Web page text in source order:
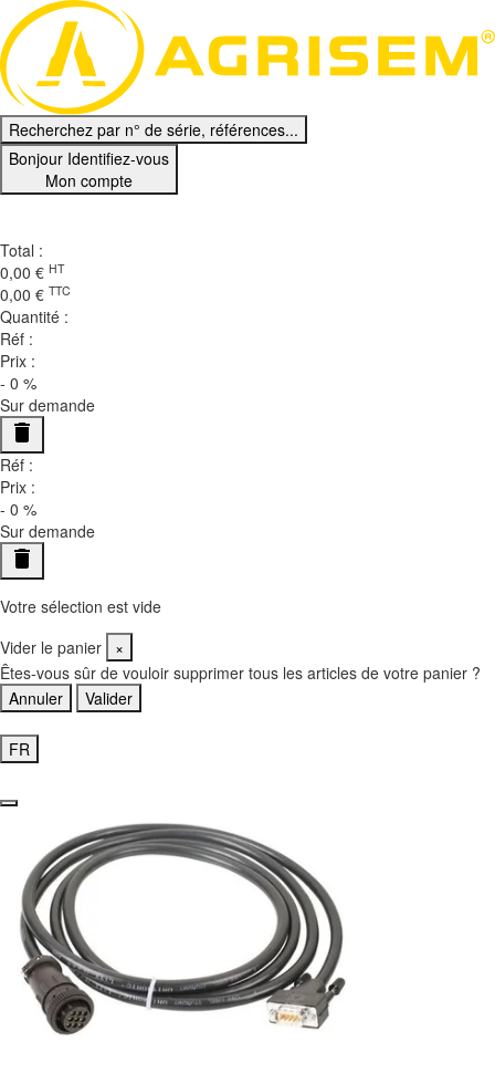
Recherchez par n° de série, références...
Bonjour Identifiez-vous
Mon compte
Total :
0,00 € HT
0,00 € TTC
Quantité :
Réf :
Prix :
- 0 %
Sur demande
delete
Réf :
Prix :
- 0 %
Sur demande
delete
Votre sélection est vide
Vider le panier
×
Êtes-vous sûr de vouloir supprimer tous les articles de votre panier ?
Annuler
Valider
FR